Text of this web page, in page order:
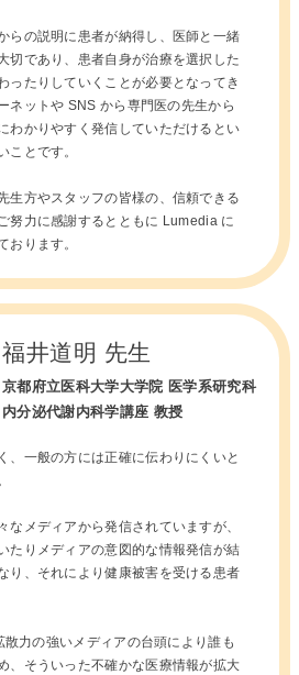
らの説明に患者が納得し、医師と一緒
切であり、患者自身が治療を選択した
ったりしていくことが必要となってき
ネットや SNS から専門医の先生から
わかりやすく発信していただけるとい
ことです。
生方やスタッフの皆様の、信頼できる
努力に感謝するとともに Lumedia に
おります。
福井道明 先生
京都府立医科大学大学院 医学系研究科
内分泌代謝内科学講座 教授
、一般の方には正確に伝わりにくいと
なメディアから発信されていますが、
たりメディアの意図的な情報発信が結
り、それにより健康被害を受ける患者
力の強いメディアの台頭により誰も
、そういった不確かな医療情報が拡大